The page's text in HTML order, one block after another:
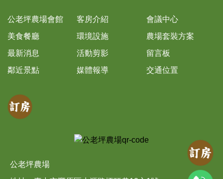
公老坪農場會館 客房介紹
會議中心
美食餐廳
環境設施
農場套裝方案
最新消息
活動剪影
留言板
鄰近景點
媒體報導 交通位置
公老坪農場